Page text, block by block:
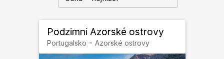
Podzimní Azorské ostrovy
Portugalsko - Azorské ostrovy